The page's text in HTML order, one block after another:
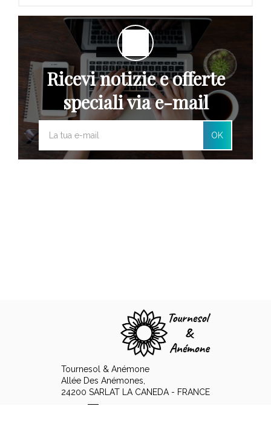
Ricevi notizie e offerte
speciali via e-mail
OK
Tournesol & Anémone
Allée Des Anémones,
24200 SARLAT LA CANEDA - FRANCE